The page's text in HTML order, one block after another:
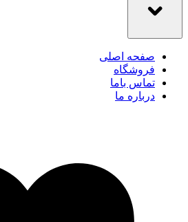
صفحه اصلی
فروشگاه
تماس باما
درباره ما